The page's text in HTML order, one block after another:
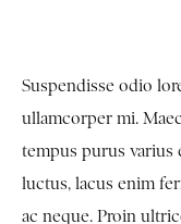
Suspendisse odio
ullamcorper mi.
tempus purus varius
luctus, lacus enim
ac neque. Proin